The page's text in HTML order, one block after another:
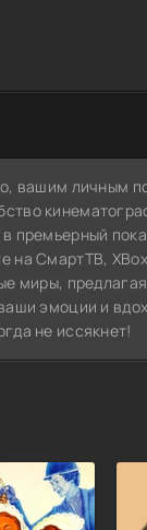
вашим личным
премьерный
на СмартТВ,
миры,
эмоции и
не иссякнет!